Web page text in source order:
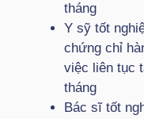
tháng
Y sỹ tốt
chứng chỉ
việc liên tục
tháng
Bác sĩ tốt